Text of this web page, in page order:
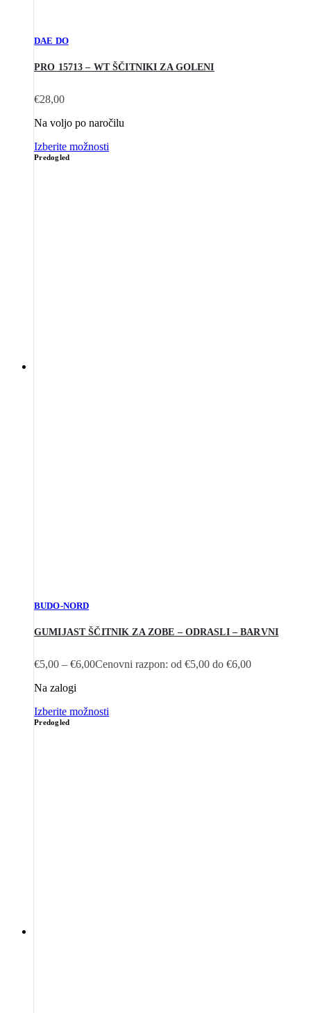
DAE DO
PRO 15713 – WT ŠČITNIKI ZA GOLENI
€28,00
Na voljo po naročilu
Izberite možnosti
Predogled
BUDO-NORD
GUMIJAST ŠČITNIK ZA ZOBE – ODRASLI – BARVNI
€5,00 – €6,00Cenovni razpon: od €5,00 do €6,00
Na zalogi
Izberite možnosti
Predogled